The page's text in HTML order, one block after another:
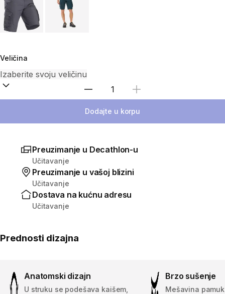
Veličina
Izaberi količinu
Dodajte u korpu
Preuzimanje u Decathlon-u
Učitavanje
Preuzimanje u vašoj blizini
Učitavanje
Dostava na kućnu adresu
Učitavanje
Prednosti dizajna
Anatomski dizajn
U struku se podešava kaišem,
Brzo sušenje
Mešavina